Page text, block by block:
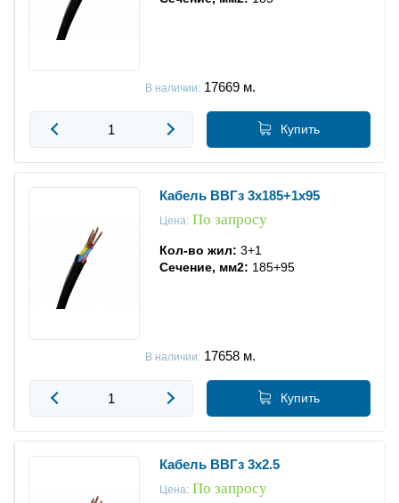
В наличии:17669 м.
Купить
Кабель ВВГз 3x185+1x95
Цена:По запросу
Кол-во жил: 3+1
Сечение, мм2: 185+95
В наличии:17658 м.
Купить
Кабель ВВГз 3x2.5
Цена:По запросу